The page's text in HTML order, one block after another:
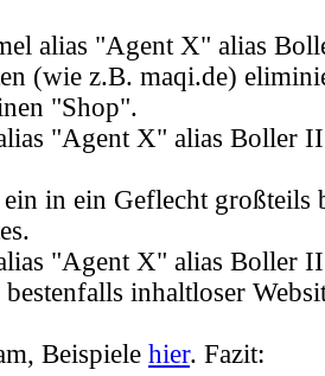
alias "Agent X" alias
(wie z.B. maqi.de)
"Shop".
"Agent X" alias Boller
in ein Geflecht großteils
"Agent X" alias Boller
inhaltloser
Beispiele hier. Fazit: